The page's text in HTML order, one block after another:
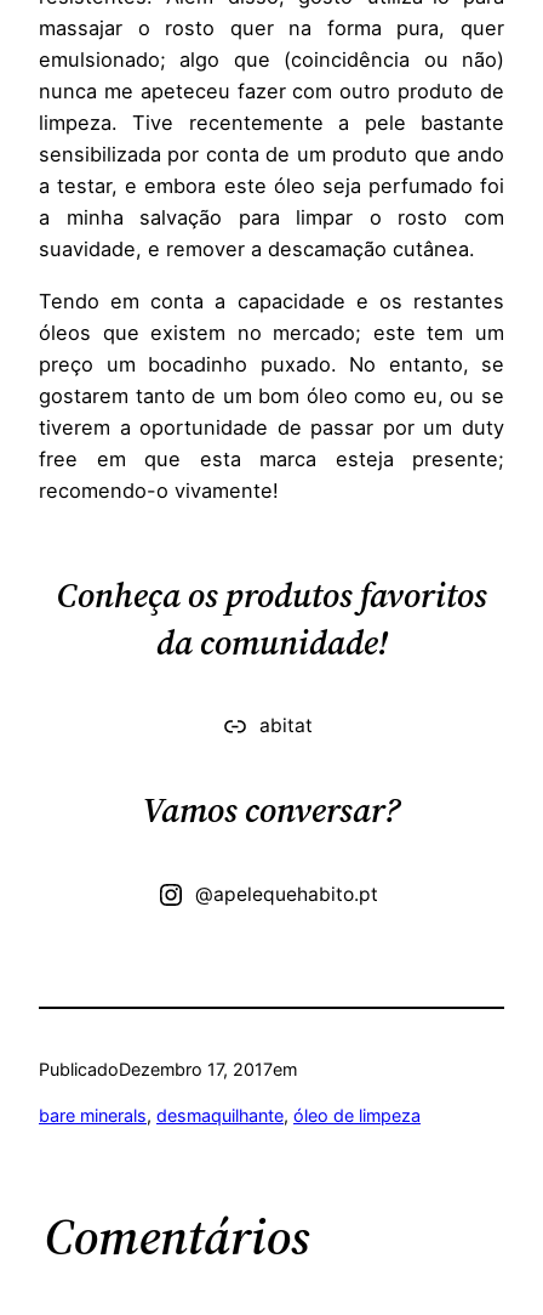
massajar o rosto quer na forma pura, quer
emulsionado; algo que (coincidência ou não)
nunca me apeteceu fazer com outro produto de
limpeza. Tive recentemente a pele bastante
sensibilizada por conta de um produto que ando
a testar, e embora este óleo seja perfumado foi
a minha salvação para limpar o rosto com
suavidade, e remover a descamação cutânea.
Tendo em conta a capacidade e os restantes
óleos que existem no mercado; este tem um
preço um bocadinho puxado. No entanto, se
gostarem tanto de um bom óleo como eu, ou se
tiverem a oportunidade de passar por um duty
free em que esta marca esteja presente;
recomendo-o vivamente!
Conheça os produtos favoritos
da comunidade!
abitat
Vamos conversar?
@apelequehabito.pt
PublicadoDezembro 17, 2017em
bare minerals, desmaquilhante, óleo de limpeza
Comentários